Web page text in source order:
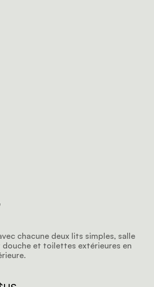
chacune deux lits simples, salle
douche et toilettes extérieures en